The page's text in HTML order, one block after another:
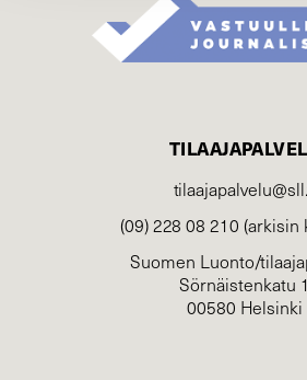
(09) 228 08 210 (arkisin
Suomen Luonto/
Sörnäistenkatu 1
00580 Helsinki